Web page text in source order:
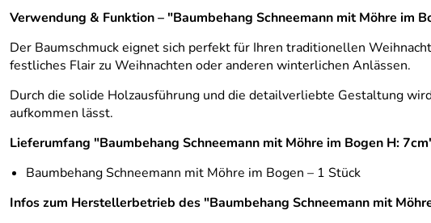
Verwendung & Funktion – "Baumbehang Schneemann mit Möhre im
Der Baumschmuck eignet sich perfekt für Ihren traditionellen
festliches Flair zu Weihnachten oder anderen winterlichen Anlässen.
Durch die solide Holzausführung und die detailverliebte Gestaltung
aufkommen lässt.
Lieferumfang "Baumbehang Schneemann mit Möhre im Bogen H:
Baumbehang Schneemann mit Möhre im Bogen – 1 Stück
Infos zum Herstellerbetrieb des "Baumbehang Schneemann mit